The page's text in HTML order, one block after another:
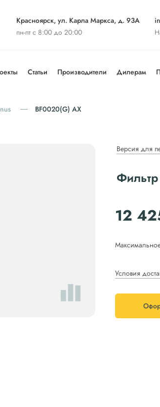
Красноярск, ул. Карла Маркса, д. 93А
пн-пт с 8:00 до 20:00
Статьи Производители Дилерам
BF0020(G) АХ
Версия для
12
Условия